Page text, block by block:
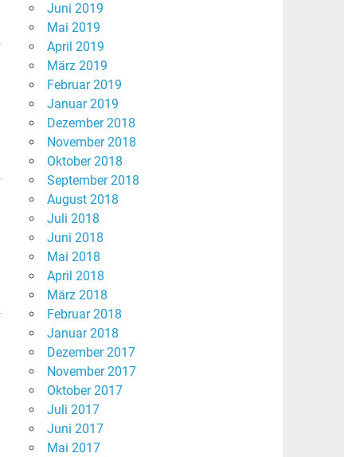
Juni 2019
Mai 2019
April 2019
März 2019
Februar 2019
Januar 2019
Dezember 2018
November 2018
Oktober 2018
September 2018
August 2018
Juli 2018
Juni 2018
Mai 2018
April 2018
März 2018
Februar 2018
Januar 2018
Dezember 2017
November 2017
Oktober 2017
Juli 2017
Juni 2017
Mai 2017